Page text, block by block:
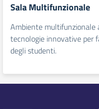
Sala Multifunzionale
Ambiente multifunzionale
tecnologie innovative per
degli studenti.